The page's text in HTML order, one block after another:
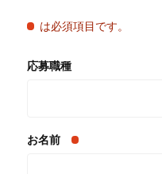
は必須項目です。
応募職種
お名前